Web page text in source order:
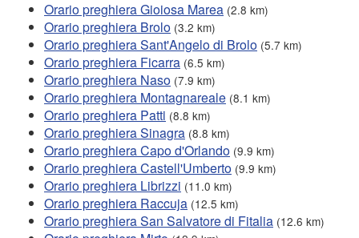
Orario preghiera Gioiosa Marea (2.8 km)
Orario preghiera Brolo (3.2 km)
Orario preghiera Sant'Angelo di Brolo (5.7 km)
Orario preghiera Ficarra (6.5 km)
Orario preghiera Naso (7.9 km)
Orario preghiera Montagnareale (8.1 km)
Orario preghiera Patti (8.8 km)
Orario preghiera Sinagra (8.8 km)
Orario preghiera Capo d'Orlando (9.9 km)
Orario preghiera Castell'Umberto (9.9 km)
Orario preghiera Librizzi (11.0 km)
Orario preghiera Raccuja (12.5 km)
Orario preghiera San Salvatore di Fitalia (12.6 km)